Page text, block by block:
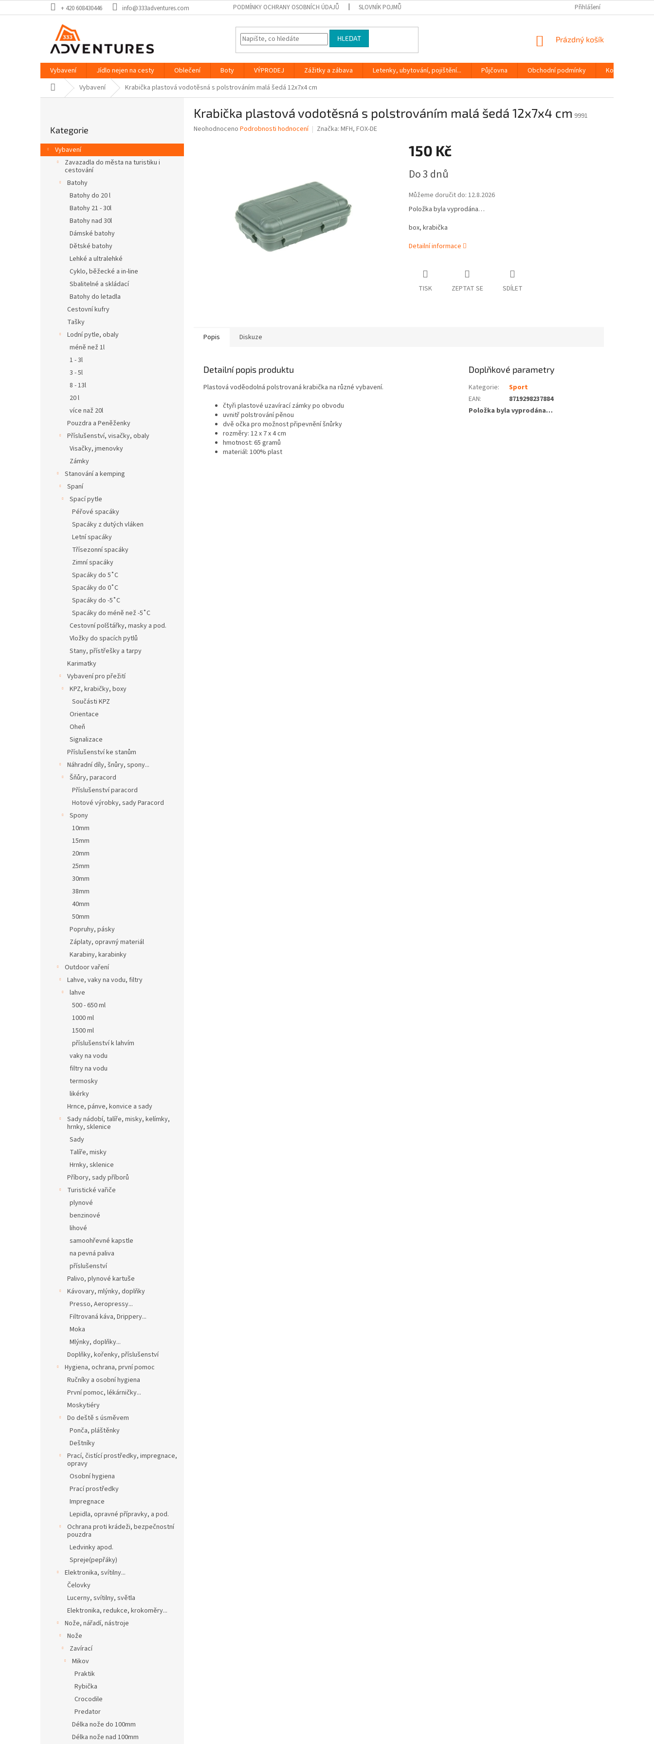
na
+ 420 608430446 info@333adventures.com PODMÍNKY OCHRANY OSOBNÍCH ÚDAJŮ SLOVNÍK POJMŮ Přihlášení
HLEDAT
NÁKUPNÍ
Prázdný košík
Vybavení Jídlo nejen na cesty Oblečení Boty VÝPRODEJ Zážitky a zábava Letenky, ubytování, pojištění... Půjčovna Obchodní podmínky
Kontakty
Domů Vybavení Krabička plastová vodotěsná s polstrováním malá šedá 12x7x4 cm
r
a
kategorie
Kategorie
Vybavení
Zavazadla do města na turistiku i
cestování
Batohy
Batohy do 20 l
Batohy 21 - 30l
Batohy nad 30l
Dámské batohy
Dětské batohy
Lehké a ultralehké
Cyklo, běžecké a in-line
Sbalitelné a skládací
Batohy do letadla
Cestovní kufry
Tašky
Lodní pytle, obaly
méně než 1l
1 - 3l
3 - 5l
8 - 13l
20 l
více naž 20l
Pouzdra a Peněženky
Příslušenství, visačky, obaly
Visačky, jmenovky
Zámky
Stanování a kemping
Spaní
Spací pytle
Péřové spacáky
Spacáky z dutých vláken
Letní spacáky
Třísezonní spacáky
Zimní spacáky
Spacáky do 5˚C
Spacáky do 0˚C
Spacáky do -5˚C
Spacáky do méně než -5˚C
Cestovní polštářky, masky a pod.
Vložky do spacích pytlů
Stany, přístřešky a tarpy
Karimatky
Vybavení pro přežití
KPZ, krabičky, boxy
Součásti KPZ
Orientace
Oheň
Signalizace
Příslušenství ke stanům
Náhradní díly, šnůry, spony...
Šňůry, paracord
Příslušenství paracord
Hotové výrobky, sady Paracord
Spony
10mm
15mm
20mm
25mm
30mm
38mm
40mm
50mm
Popruhy, pásky
Záplaty, opravný materiál
Karabiny, karabinky
Outdoor vaření
Lahve, vaky na vodu, filtry
lahve
500 - 650 ml
1000 ml
1500 ml
příslušenství k lahvím
vaky na vodu
filtry na vodu
termosky
likérky
Hrnce, pánve, konvice a sady
Sady nádobí, talíře, misky, kelímky,
hrnky, sklenice
Sady
Talíře, misky
Hrnky, sklenice
Příbory, sady příborů
Turistické vařiče
plynové
benzinové
lihové
samoohřevné kapstle
na pevná paliva
příslušenství
Palivo, plynové kartuše
Kávovary, mlýnky, doplňky
Presso, Aeropressy...
Filtrovaná káva, Drippery...
Moka
Mlýnky, doplňky...
Doplňky, kořenky, příslušenství
Hygiena, ochrana, první pomoc
Ručníky a osobní hygiena
První pomoc, lékárničky...
Moskytiéry
Do deště s úsměvem
Ponča, pláštěnky
Deštníky
Prací, čistící prostředky, impregnace,
opravy
Osobní hygiena
Prací prostředky
Impregnace
Lepidla, opravné přípravky, a pod.
Ochrana proti krádeži, bezpečnostní
pouzdra
Ledvinky apod.
Spreje(pepřáky)
Elektronika, svítilny...
Čelovky
Lucerny, svítilny, světla
Elektronika, redukce, krokoměry...
Nože, nářadí, nástroje
Nože
Zavírací
Mikov
Praktik
Rybička
Crocodile
Predator
Délka nože do 100mm
Délka nože nad 100mm
Krabička plastová vodotěsná s polstrováním malá šedá 12x7x4 cm 9991
Průměrné
Neohodnoceno Podrobnosti hodnocení Značka: MFH, FOX-DE
150 Kč
cena:
Do 3 dnů
Můžeme doručit do: 12.8.2026
Položka byla vyprodána…
box, krabička
Detailní informace
TISK ZEPTAT SE SDÍLET
Popis Diskuze
Detailní popis produktu
Plastová voděodolná polstrovaná krabička na různé vybavení.
čtyři plastové uzavírací zámky po obvodu
uvnitř polstrování pěnou
dvě očka pro možnost připevnění šnůrky
rozměry: 12 x 7 x 4 cm
hmotnost: 65 gramů
materiál: 100% plast
Doplňkové parametry
Kategorie:
Sport
EAN:
8719298237884
Položka byla vyprodána…